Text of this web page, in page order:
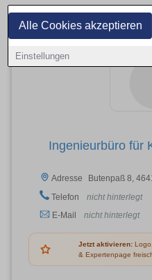
Alle Cookies akzeptieren
Einstellungen
Basis-Eintrag · inaktiv
Ingenieurbüro für
Adresse
Butenpaß 8,
Telefon
nicht hinterlegt
E-Mail
nicht hinterlegt
Jetzt aktivieren:
& Expertenpage